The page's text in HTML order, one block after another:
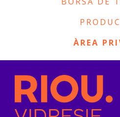
ÀREA